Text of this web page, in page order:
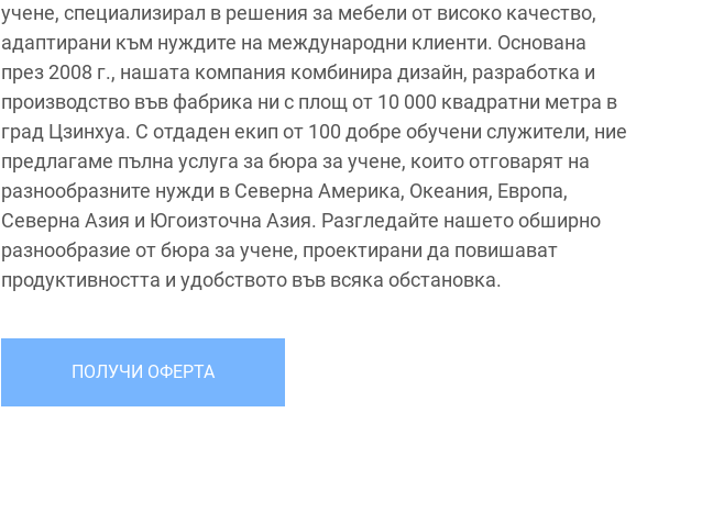
учене, специализирал в решения за мебели от високо качество,
адаптирани към нуждите на международни клиенти. Основана
през 2008 г., нашата компания комбинира дизайн, разработка и
производство във фабрика ни с площ от 10 000 квадратни метра в
град Цзинхуа. С отдаден екип от 100 добре обучени служители, ние
предлагаме пълна услуга за бюра за учене, които отговарят на
разнообразните нужди в Северна Америка, Океания, Европа,
Северна Азия и Югоизточна Азия. Разгледайте нашето обширно
разнообразие от бюра за учене, проектирани да повишават
продуктивността и удобството във всяка обстановка.
ПОЛУЧИ ОФЕРТА